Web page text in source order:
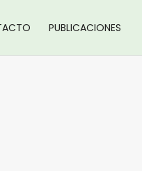
PUBLICACIONES